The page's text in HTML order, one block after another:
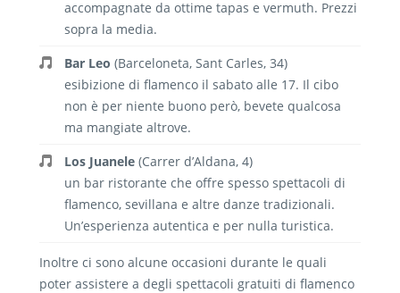
accompagnate da ottime tapas e vermuth. Prezzi
sopra la media.
Bar Leo (Barceloneta, Sant Carles, 34)
esibizione di flamenco il sabato alle 17. Il cibo
non è per niente buono però, bevete qualcosa
ma mangiate altrove.
Los Juanele (Carrer d’Aldana, 4)
un bar ristorante che offre spesso spettacoli di
flamenco, sevillana e altre danze tradizionali.
Un’esperienza autentica e per nulla turistica.
Inoltre ci sono alcune occasioni durante le quali
poter assistere a degli spettacoli gratuiti di flamenco